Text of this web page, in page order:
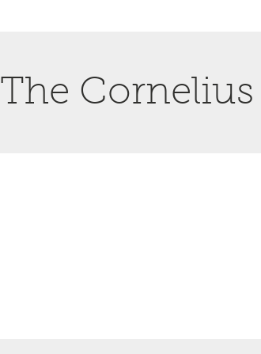
The